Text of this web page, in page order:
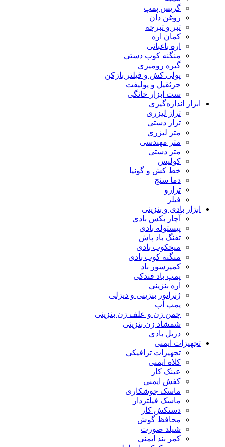
گریس پمپ
روغن دان
تبر و تبرچه
کمان اره
اره باغبانی
منگنه کوب دستی
گیره رومیزی
پولی کش و فیلتر بازکن
جرثقیل و پولیفت
ست ابزار خانگی
ابزار اندازه‌گیری
تراز لیزری
تراز دستی
متر لیزری
متر مهندسی
متر دستی
کولیس
خط کش و گونیا
دما سنج
ترازو
فیلر
ابزار بادی و بنزینی
آچار بکس بادی
پیستوله بادی
تفنگ باد پاش
میخکوب بادی
منگنه کوب بادی
کمپرسور باد
پمپ باد فندکی
اره بنزینی
ژنراتور بنزینی و دیزلی
پمپ آب
چمن زن و علف زن بنزینی
شمشاد زن بنزینی
دریل بادی
تجهیزات ایمنی
تجهیزات ترافیکی
کلاه ایمنی
عینک کار
کفش ایمنی
ماسک جوشکاری
ماسک فیلتردار
دستکش کار
محافظ گوش
شیلد صورت
کمر بند ایمنی